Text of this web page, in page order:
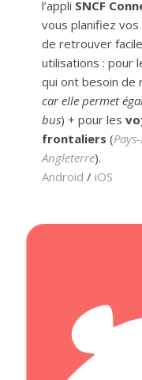
l’appli SNCF
vous planifiez
de retrouver
utilisations : pour
qui ont besoin de
car elle permet
bus) + pour les
frontaliers (
Angleterre).
Android / iOS